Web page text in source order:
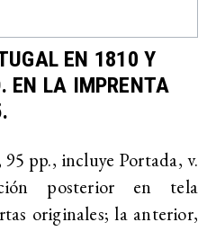
EN 1810 Y
LA IMPRENTA
pp., incluye Portada, v.
posterior en tela
originales; la anterior,